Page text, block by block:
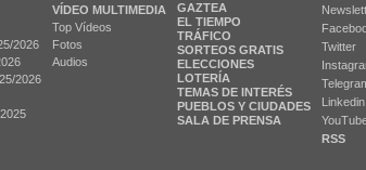
2026
2026
VÍDEO MULTIMEDIA
Top Vídeos
Fotos
Audios
GAZTEA
EL TIEMPO
TRÁFICO
SORTEOS GRATIS
ELECCIONES
LOTERÍA
TEMAS DE INTERÉS
PUEBLOS Y CIUDADES
SALA DE PRENSA
Twitter
Linkedin
RSS